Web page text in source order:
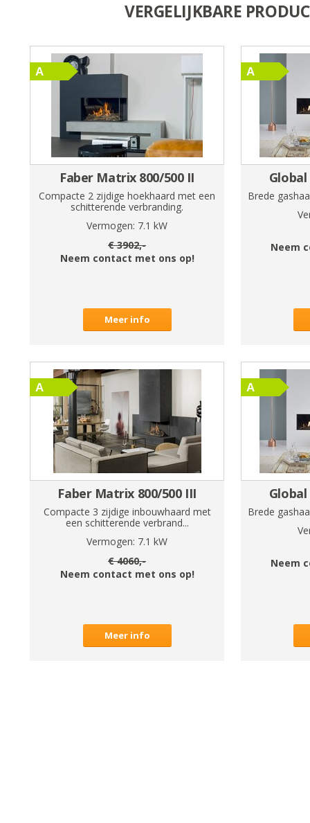
VERGELIJKBARE
Faber Matrix 800/500 II
Compacte 2 zijdige hoekhaard met een
schitterende verbranding.
Vermogen: 7.1 kW
€3902,-
Neem contact met ons op!
Meer info
Global
Brede
Neem
Faber Matrix 800/500 III
Compacte 3 zijdige inbouwhaard met
een schitterende verbrand...
Vermogen: 7.1 kW
€4060,-
Neem contact met ons op!
Meer info
Global
Brede
Neem